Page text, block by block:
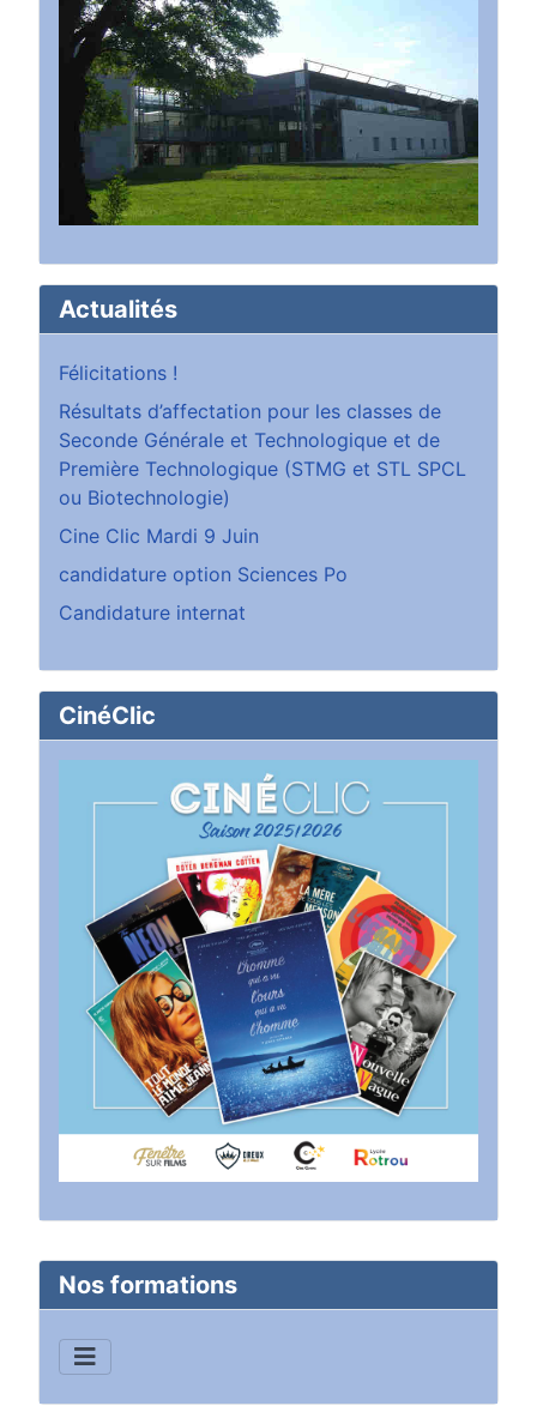
Nos formations
Actualités
Félicitations !
Résultats d’affectation pour les classes de
Seconde Générale et Technologique et de
Première Technologique (STMG et STL SPCL
ou Biotechnologie)
Cine Clic Mardi 9 Juin
candidature option Sciences Po
Candidature internat
CinéClic